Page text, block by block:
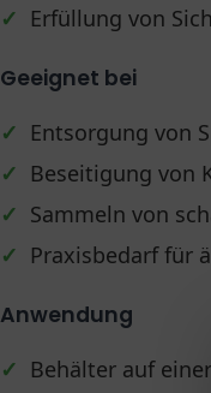
✓ Erfüllung von
Geeignet bei
✓ Entsorgung von
✓ Beseitigung von
✓ Sammeln von
✓ Praxisbedarf für
Anwendung
✓ Behälter auf